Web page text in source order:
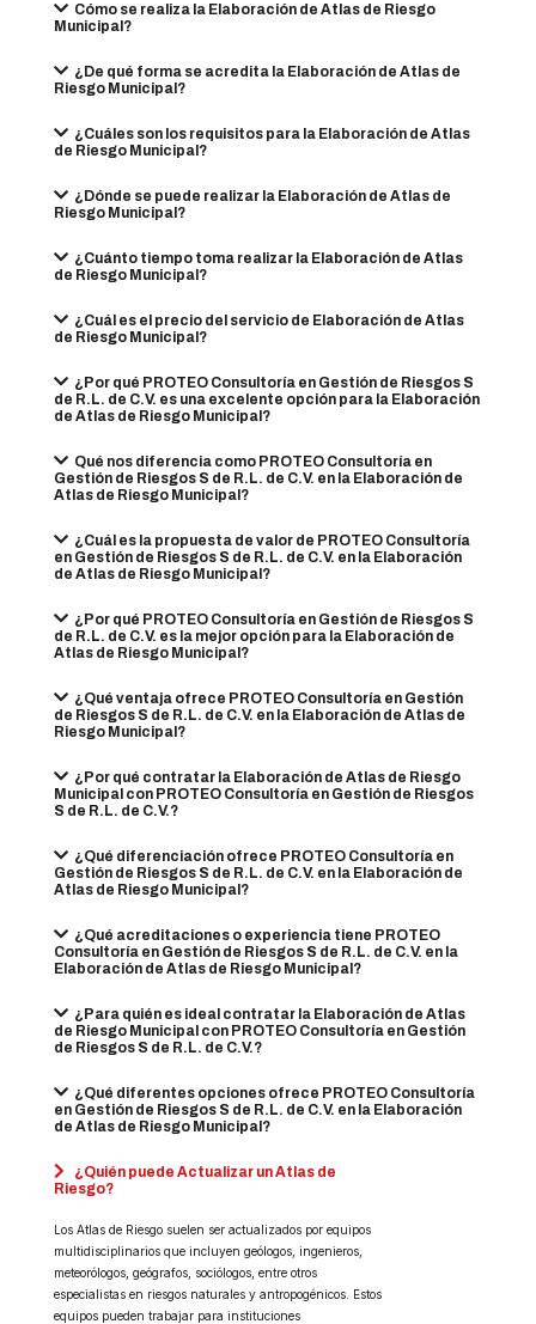
Cómo se realiza la Elaboración de Atlas de Riesgo
Municipal?
¿De qué forma se acredita la Elaboración de Atlas de
Riesgo Municipal?
¿Cuáles son los requisitos para la Elaboración de Atlas
de Riesgo Municipal?
¿Dónde se puede realizar la Elaboración de Atlas de
Riesgo Municipal?
¿Cuánto tiempo toma realizar la Elaboración de Atlas
de Riesgo Municipal?
¿Cuál es el precio del servicio de Elaboración de Atlas
de Riesgo Municipal?
¿Por qué PROTEO Consultoría en Gestión de Riesgos S
de R.L. de C.V. es una excelente opción para la Elaboración
de Atlas de Riesgo Municipal?
Qué nos diferencia como PROTEO Consultoría en
Gestión de Riesgos S de R.L. de C.V. en la Elaboración de
Atlas de Riesgo Municipal?
¿Cuál es la propuesta de valor de PROTEO Consultoría
en Gestión de Riesgos S de R.L. de C.V. en la Elaboración
de Atlas de Riesgo Municipal?
¿Por qué PROTEO Consultoría en Gestión de Riesgos S
de R.L. de C.V. es la mejor opción para la Elaboración de
Atlas de Riesgo Municipal?
¿Qué ventaja ofrece PROTEO Consultoría en Gestión
de Riesgos S de R.L. de C.V. en la Elaboración de Atlas de
Riesgo Municipal?
¿Por qué contratar la Elaboración de Atlas de Riesgo
Municipal con PROTEO Consultoría en Gestión de Riesgos
S de R.L. de C.V.?
¿Qué diferenciación ofrece PROTEO Consultoría en
Gestión de Riesgos S de R.L. de C.V. en la Elaboración de
Atlas de Riesgo Municipal?
¿Qué acreditaciones o experiencia tiene PROTEO
Consultoría en Gestión de Riesgos S de R.L. de C.V. en la
Elaboración de Atlas de Riesgo Municipal?
¿Para quién es ideal contratar la Elaboración de Atlas
de Riesgo Municipal con PROTEO Consultoría en Gestión
de Riesgos S de R.L. de C.V.?
¿Qué diferentes opciones ofrece PROTEO Consultoría
en Gestión de Riesgos S de R.L. de C.V. en la Elaboración
de Atlas de Riesgo Municipal?
¿Quién puede Actualizar un Atlas de
Riesgo?
Los Atlas de Riesgo suelen ser actualizados por equipos
multidisciplinarios que incluyen geólogos, ingenieros,
meteorólogos, geógrafos, sociólogos, entre otros
especialistas en riesgos naturales y antropogénicos. Estos
equipos pueden trabajar para instituciones